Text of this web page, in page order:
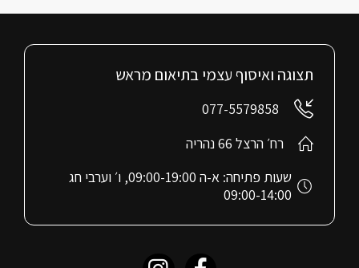
תצוגה ואיסוף עצמי בתיאום מראש
077-5579858
רח׳ הרצל 66 נהריה
שעות פתיחה: א-ה 09:00-19:00, ו׳ וערבי חג
09:00-14:00